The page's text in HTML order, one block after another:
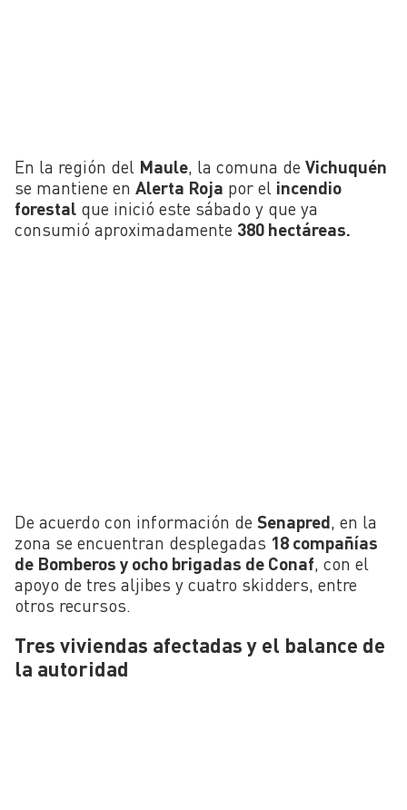
En la región del Maule , la comuna de Vichuquén
se mantiene en Alerta Roja por el incendio
forestal que inició este sábado y que ya
consumió aproximadamente 380 hectáreas.
De acuerdo con información de Senapred, en la
zona se encuentran desplegadas 18 compañías
de Bomberos y ocho brigadas de Conaf, con el
apoyo de tres aljibes y cuatro skidders, entre
otros recursos.
Tres viviendas afectadas y el balance de
la autoridad